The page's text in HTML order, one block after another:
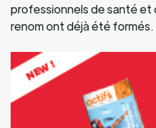
professionnels de santé
renom ont déjà été formés.